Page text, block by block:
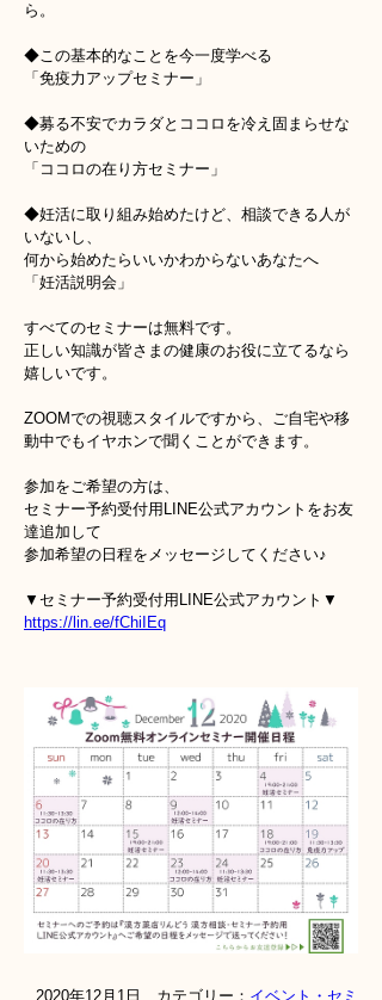
ら。
◆この基本的なことを今一度学べる
「免疫力アップセミナー」
◆募る不安でカラダとココロを冷え固まらせな
いための
「ココロの在り方セミナー」
◆妊活に取り組み始めたけど、相談できる人が
いないし、
何から始めたらいいかわからないあなたへ
「妊活説明会」
すべてのセミナーは無料です。
正しい知識が皆さまの健康のお役に立てるなら
嬉しいです。
ZOOMでの視聴スタイルですから、ご自宅や移
動中でもイヤホンで聞くことができます。
参加をご希望の方は、
セミナー予約受付用LINE公式アカウントをお友
達追加して
参加希望の日程をメッセージしてください♪
▼セミナー予約受付用LINE公式アカウント▼
https://lin.ee/fChiIEq
2020年12月1日 カテゴリー： イベント・セミ